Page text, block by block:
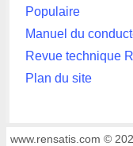
Populaire
Manuel du
Revue technique
Plan du site
www.rensatis.com ©